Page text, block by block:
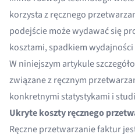
korzysta z ręcznego
podejście może wydawać się
kosztami, spadkiem
W niniejszym artykule
związane z ręcznym
konkretnymi statystykami i
Ukryte koszty ręcznego
Ręczne przetwarzanie faktur